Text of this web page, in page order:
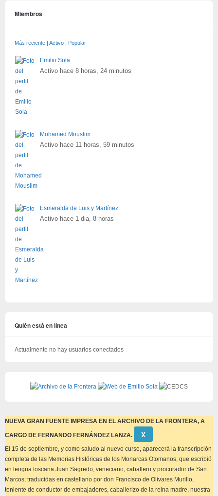
Miembros
Más reciente | Activo | Popular
Emilio Sola
Activo hace 8 horas, 24 minutos
Mohamed Mouslim
Activo hace 11 horas, 59 minutos
Esmeralda de Luis y Martínez
Activo hace 1 dia, 8 horas
Quién está en línea
Actualmente no hay usuarios conectados
NUEVA GRAN FUENTE IMPRESA EN EL ARCHIVO DE LA FRONTERA, A
CARGO DE FERNANDO FERNÁNDEZ LANZA. Descartar
este
aviso
Χ
El 15 de septiembre, y como saludo al nuevo curso, aparecerá la transcripción
completa de las Memorias Históricas de los Monarcas Otomanos, que escribió
en lengua toscana Juan Sagredo, veneciano, caballero y procurador de San
Marcos; traducidas en castellano por don Francisco de Olivares Murillo,
teniente de conductor de embajadores, caballerizo de la reina madre, nuestra